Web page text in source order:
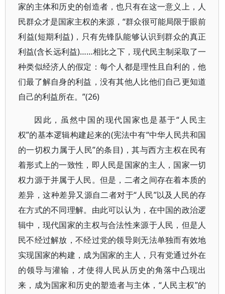
家的主体和历史的创造者，也只有在这一意义上，人
民群众才是国家主权的来源，“群众很可能局限于眼前
利益(短期利益)，只有先锋队能够认识到群众的真正
利益(含长远利益)……相比之下，现代民主制采取了一
种类似经济人的假定：每个人都是理性且自利的，他
们最了解自身的利益，没有其他人比他们自己更知道
自己的利益所在。”(26)
因此，虽然中国的现代国家也是基于“人民主
权”的基本逻辑构建起来的(宪法中有“中华人民共和国
的一切权力属于人民”的条目)，其与西方主权在民有
着形式上的一致性，即人民是国家的主人，国家一切
权力源于并属于人民。但是，二者之间存在着本质的
差异，这种差异又源自二者对于“人民”以及人民的存
在方式的不同理解。由此可以认为，在中国的政治逻
辑中，现代国家的主权与合法性来源于人民，但是人
民不经过解放，不经过党的领导则无法单独而有效地
实现国家的构建，成为国家的主人，只有党通过外在
的领导与灌输，才使得人民从历史的角落中凸现出
来，成为国家和历史的塑造者与主体，“人民主权”的